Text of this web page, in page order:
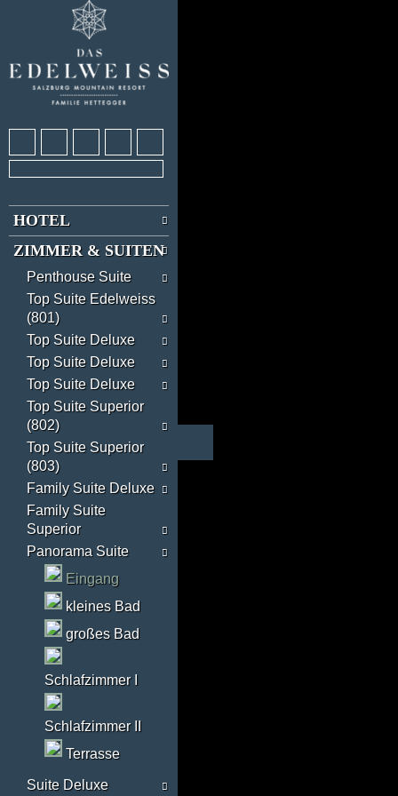
HOTEL
ZIMMER & SUITEN
Penthouse Suite
Top Suite Edelweiss
(801)
Top Suite Deluxe
Top Suite Deluxe
Top Suite Deluxe
Top Suite Superior
(802)
Top Suite Superior
(803)
Family Suite Deluxe
Family Suite
Superior
Panorama Suite
Eingang
kleines Bad
großes Bad
Schlafzimmer I
Schlafzimmer II
Terrasse
Suite Deluxe